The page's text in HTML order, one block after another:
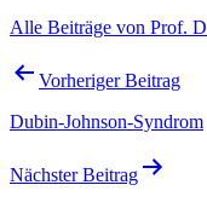
Alle Beiträge von Prof.
Vorheriger Beitrag
Dubin-Johnson-Syndrom
Nächster Beitrag